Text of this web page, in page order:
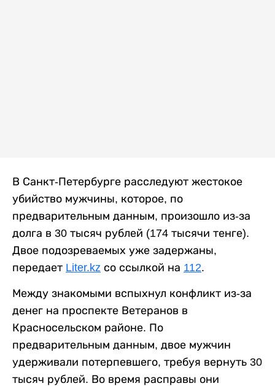
В Санкт-Петербурге расследуют жестокое
убийство мужчины, которое, по
предварительным данным, произошло из-за
долга в 30 тысяч рублей (174 тысячи тенге).
Двое подозреваемых уже задержаны,
передает Liter.kz со ссылкой на 112.
Между знакомыми вспыхнул конфликт из-за
денег на проспекте Ветеранов в
Красносельском районе. По
предварительным данным, двое мужчин
удерживали потерпевшего, требуя вернуть 30
тысяч рублей. Во время расправы они